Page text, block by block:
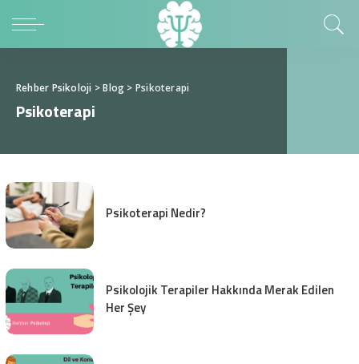
Rehber Psikoloji >Blog > Psikoterapi
Psikoterapi
Psikoterapi Nedir?
Psikolojik Terapiler Hakkında Merak Edilen
Her Şey